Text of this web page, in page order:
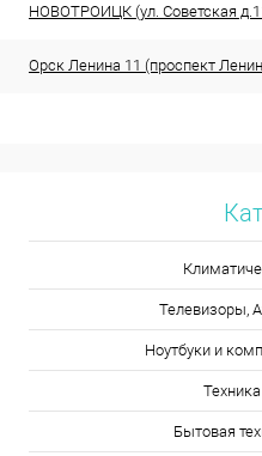
НОВОТРОИЦК (ул. Советская
Орск Ленина 11 (проспект
Телевизоры,
Ноутбуки и
Бытовая